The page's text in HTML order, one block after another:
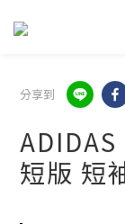
分享到
短版 短